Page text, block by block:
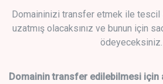
Domaininizi transfer etmek ile tescil
uzatmış olacaksınız ve bunun için
ödeyeceksiniz.
Domainin transfer edilebilmesi için